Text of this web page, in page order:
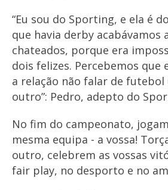
“Eu sou do Sporting, e ela é
que havia derby acabávamos
chateados, porque era
dois felizes. Percebemos que
a relação não falar de futebol
outro”: Pedro, adepto do
No fim do campeonato,
mesma equipa - a vossa!
outro, celebrem as vossas
fair play, no desporto e no